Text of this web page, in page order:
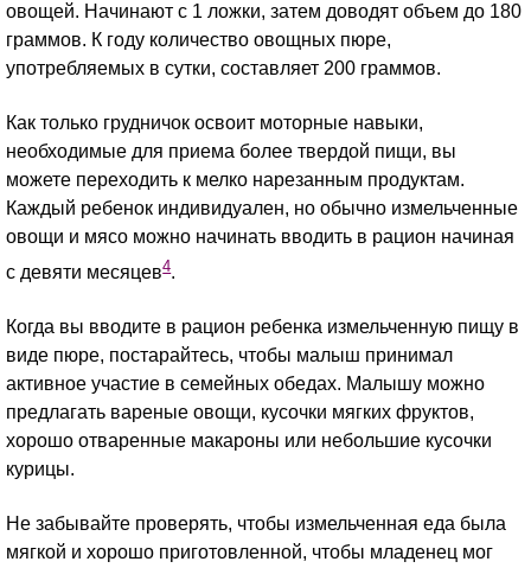
овощей. Начинают с 1 ложки, затем доводят объем до 180
граммов. К году количество овощных пюре,
употребляемых в сутки, составляет 200 граммов.
Как только грудничок освоит моторные навыки,
необходимые для приема более твердой пищи, вы
можете переходить к мелко нарезанным продуктам.
Каждый ребенок индивидуален, но обычно измельченные
овощи и мясо можно начинать вводить в рацион начиная
с девяти месяцев4.
Когда вы вводите в рацион ребенка измельченную пищу в
виде пюре, постарайтесь, чтобы малыш принимал
активное участие в семейных обедах. Малышу можно
предлагать вареные овощи, кусочки мягких фруктов,
хорошо отваренные макароны или небольшие кусочки
курицы.
Не забывайте проверять, чтобы измельченная еда была
мягкой и хорошо приготовленной, чтобы младенец мог